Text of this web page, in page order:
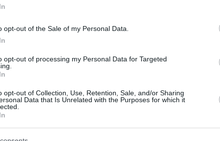
opt-out of the Sale of my Personal Data.
opt-out of processing my Personal Data for Targeted
opt-out of Collection, Use, Retention, Sale, and/or Sharing
Data that Is Unrelated with the Purposes for which it
το 2018 αποτελεί μια συνειδητή
στην Θεσσαλονίκη, καλύπτοντας
Παράλληλα, η Stoiximan ανακοινώνει
οι νέες θέσεις εργασίας θα ανοίγουν και
- Αθήνα και Θεσσαλονίκη. Ο στόχος είναι
ψάχνει κορυφαίο ταλέντο εκεί που
επενδύει στο να το κρατήσει στη Βόρεια